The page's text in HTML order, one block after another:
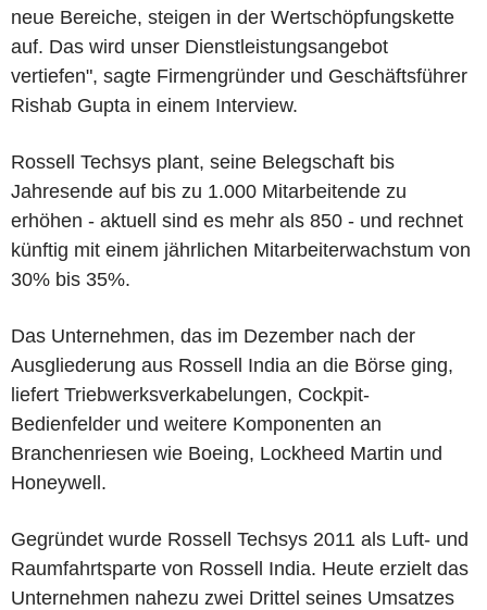
neue Bereiche, steigen in der Wertschöpfungskette
auf. Das wird unser Dienstleistungsangebot
vertiefen", sagte Firmengründer und Geschäftsführer
Rishab Gupta in einem Interview.
Rossell Techsys plant, seine Belegschaft bis
Jahresende auf bis zu 1.000 Mitarbeitende zu
erhöhen - aktuell sind es mehr als 850 - und rechnet
künftig mit einem jährlichen Mitarbeiterwachstum von
30% bis 35%.
Das Unternehmen, das im Dezember nach der
Ausgliederung aus Rossell India an die Börse ging,
liefert Triebwerksverkabelungen, Cockpit-
Bedienfelder und weitere Komponenten an
Branchenriesen wie Boeing, Lockheed Martin und
Honeywell.
Gegründet wurde Rossell Techsys 2011 als Luft- und
Raumfahrtsparte von Rossell India. Heute erzielt das
Unternehmen nahezu zwei Drittel seines Umsatzes